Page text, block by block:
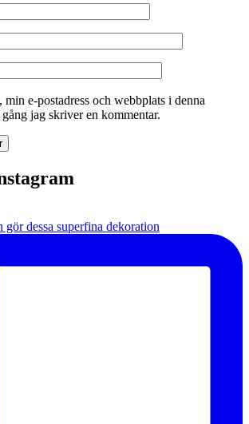
min e-postadress och webbplats i denna
jag skriver en kommentar.
dessa superfina dekoration